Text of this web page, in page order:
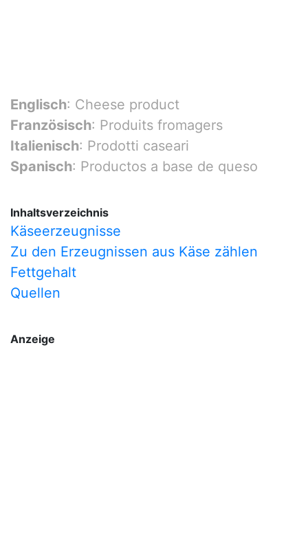
Englisch: Cheese product
Französisch: Produits fromagers
Italienisch: Prodotti caseari
Spanisch: Productos a base de queso
Inhaltsverzeichnis
Käseerzeugnisse
Zu den Erzeugnissen aus Käse zählen
Fettgehalt
Quellen
Anzeige